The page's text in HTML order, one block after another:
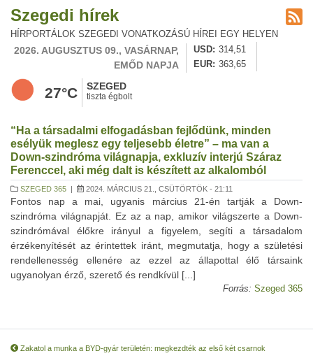
Szegedi hírek
HÍRPORTÁLOK SZEGEDI VONATKOZÁSÚ HÍREI EGY HELYEN
2026. AUGUSZTUS 09., VASÁRNAP,
EMŐD NAPJA
USD
314,51
EUR
363,65
27°C SZEGED
tiszta égbolt
“Ha a társadalmi elfogadásban fejlődünk, minden
esélyük meglesz egy teljesebb életre” – ma van a
Down-szindróma világnapja, exkluzív interjú Száraz
Ferenccel, aki még dalt is készített az alkalomból
SZEGED 365 | 2024. MÁRCIUS 21., CSÜTÖRTÖK - 21:11
Fontos nap a mai, ugyanis március 21-én tartják a Down-
szindróma világnapját. Ez az a nap, amikor világszerte a Down-
szindrómával élőkre irányul a figyelem, segíti a társadalom
érzékenyítését az érintettek iránt, megmutatja, hogy a születési
rendellenesség ellenére az ezzel az állapottal élő társaink
ugyanolyan érző, szerető és rendkívül [...]
Forrás: Szeged 365
Zakatol a munka a BYD-gyár területén: megkezdték az első két csarnok